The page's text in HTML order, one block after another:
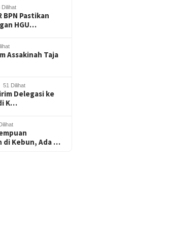
Dilihat
BPN Pastikan
HGU…
Assakinah Taja
51 Dilihat
Delegasi ke
K…
di Kebun, Ada …